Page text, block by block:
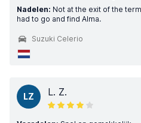
Nadelen: Not at the exit of the
had to go and find Alma.
Suzuki Celerio
LZ L. Z.